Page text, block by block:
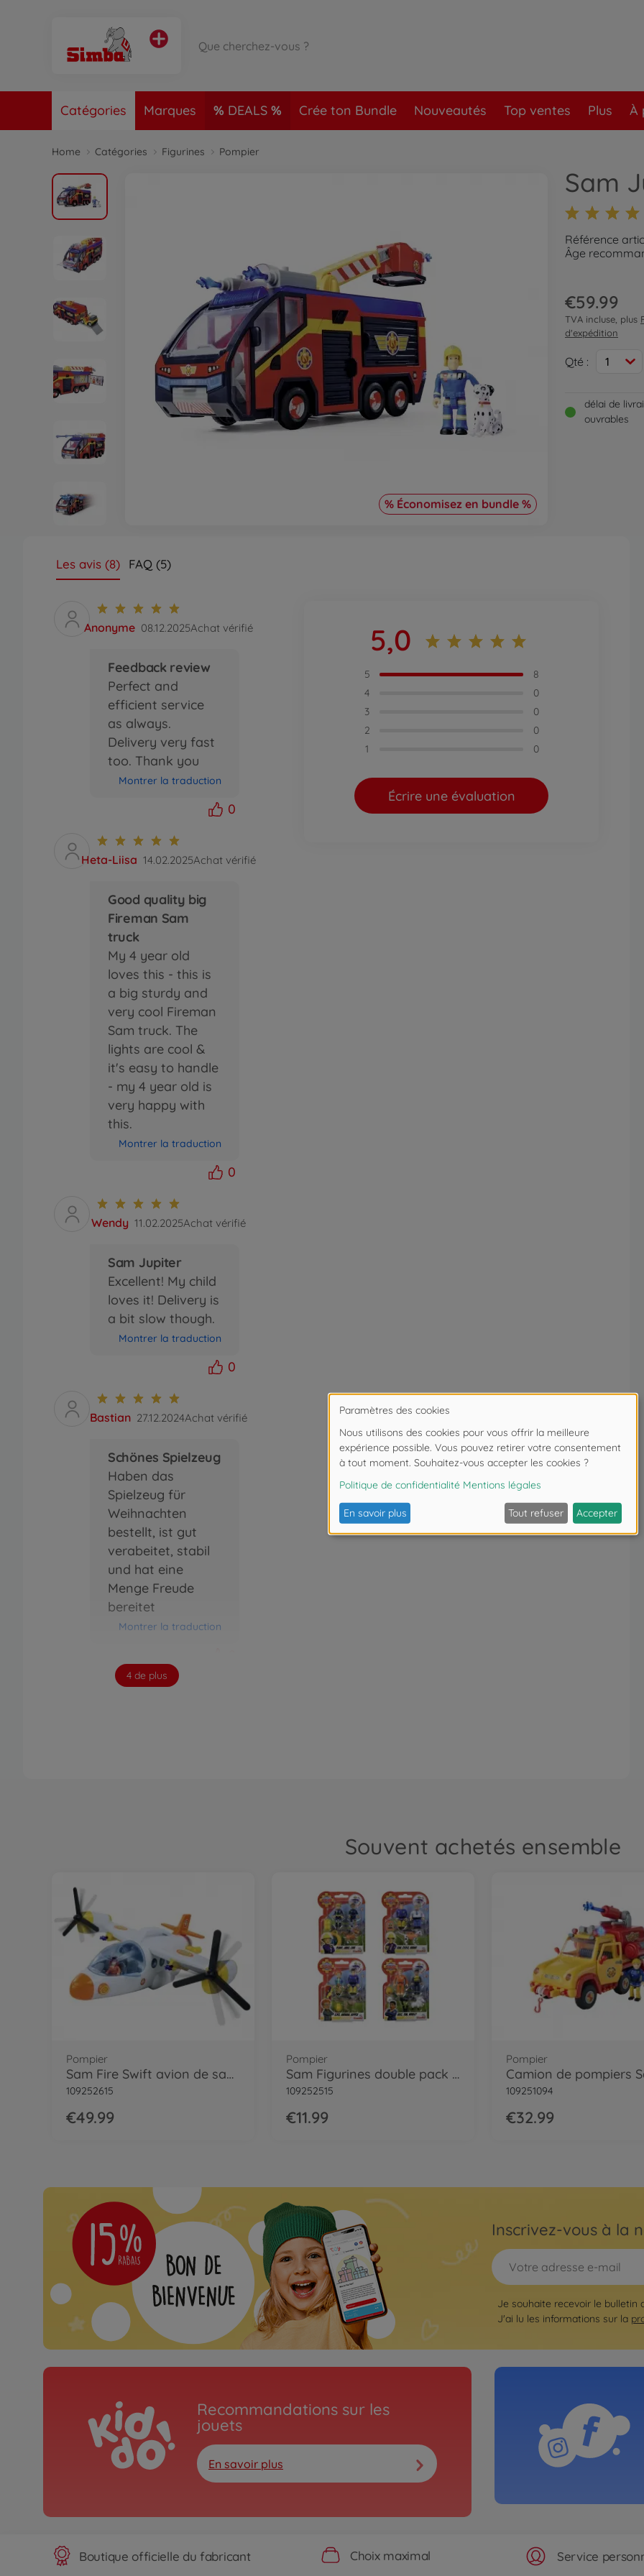
Catégories Marques DEALS Crée ton Bundle Nouveautés Top ventes Plus À
Home Catégories Figurines Pompier
% Économisez en bundle %
Sam
Référence
Âge
€59.99
TVA incluse, plus
d'expédition
Qté : 1
délai de
ouvrables
Les avis (8) FAQ (5)
Anonyme 08.12.2025Achat vérifié
Feedback review
Perfect and
efficient service
as always.
Delivery very fast
too. Thank you
Montrer la traduction
0
Heta-Liisa 14.02.2025Achat vérifié
Good quality big
Fireman Sam
truck
My 4 year old
loves this - this is
a big sturdy and
very cool Fireman
Sam truck. The
lights are cool &
it's easy to handle
- my 4 year old is
very happy with
this.
Montrer la traduction
0
Wendy 11.02.2025Achat vérifié
Sam Jupiter
Excellent! My child
loves it! Delivery is
a bit slow though.
Montrer la traduction
0
Bastian 27.12.2024Achat vérifié
Schönes Spielzeug
Haben das
Spielzeug für
Weihnachten
bestellt, ist gut
verabeitet, stabil
und hat eine
Menge Freude
bereitet
Montrer la traduction
4 de plus
5,0
5
8
4
0
3
0
2
0
1
0
Écrire une évaluation
Souvent achetés ensemble
Pompier
Sam Fire Swift avion de sauvetage
109252615
€49.99
Pompier
Sam Figurines double pack IV, 4-sort.
109252515
€11.99
Pompier
109251094
€32.99
Inscrivez-vous à la
Je souhaite recevoir le bulletin
J'ai lu les informations sur la
Recommandations sur les
jouets
En savoir plus
Boutique officielle du fabricant Choix maximal Service